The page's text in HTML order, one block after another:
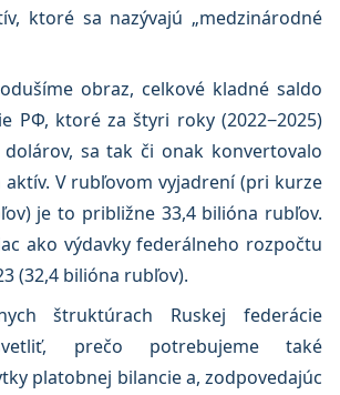
ktoré sa nazývajú „medzinárodné
obraz, celkové kladné saldo
РФ, ktoré za štyri roky (2022−2025)
sa tak či onak konvertovalo
V rubľovom vyjadrení (pri kurze
je to približne 33,4 bilióna rubľov.
ako výdavky federálneho rozpočtu
(32,4 bilióna rubľov).
štruktúrach Ruskej federácie
prečo potrebujeme také
platobnej bilancie a, zodpovedajúc